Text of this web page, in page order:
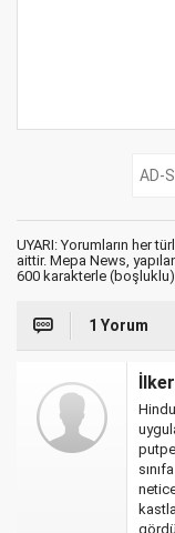
UYARI: Yorumların her
aittir. Mepa News,
600 karakterle (boşluklu)
1 Yorum
İlker